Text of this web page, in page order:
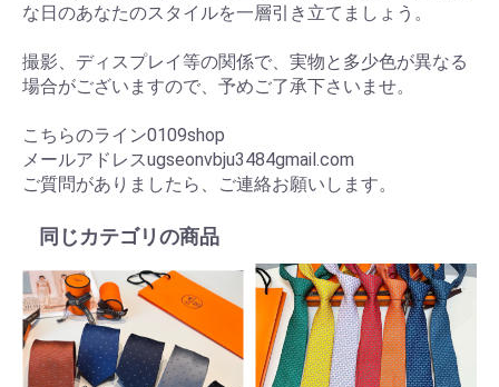
な日のあなたのスタイルを一層引き立てましょう。
撮影、ディスプレイ等の関係で、実物と多少色が異なる
場合がございますので、予めご了承下さいませ。
こちらのライン0109shop
メールアドレスugseonvbju3484gmail.com
ご質問がありましたら、ご連絡お願いします。
同じカテゴリの商品